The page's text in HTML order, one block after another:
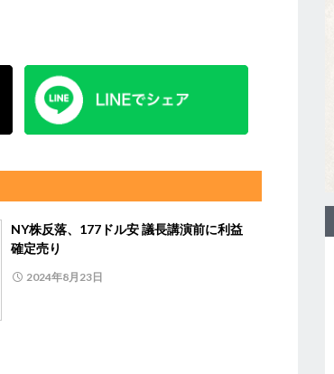
NY株反落、177ドル安 議長講演前に利益
確定売り
2024年8月23日